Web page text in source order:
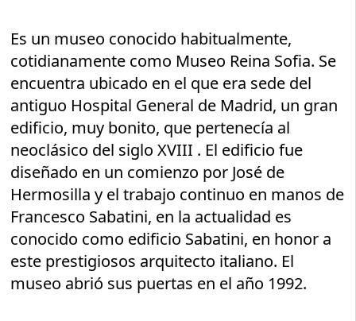
Es un museo conocido habitualmente,
cotidianamente como Museo Reina Sofia. Se
encuentra ubicado en el que era sede del
antiguo Hospital General de Madrid, un gran
edificio, muy bonito, que pertenecía al
neoclásico del siglo XVIII . El edificio fue
diseñado en un comienzo por José de
Hermosilla y el trabajo continuo en manos de
Francesco Sabatini, en la actualidad es
conocido como edificio Sabatini, en honor a
este prestigiosos arquitecto italiano. El
museo abrió sus puertas en el año 1992.